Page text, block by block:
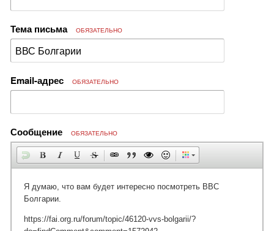
Тема письма ОБЯЗАТЕЛЬНО
Email-адрес ОБЯЗАТЕЛЬНО
Сообщение ОБЯЗАТЕЛЬНО